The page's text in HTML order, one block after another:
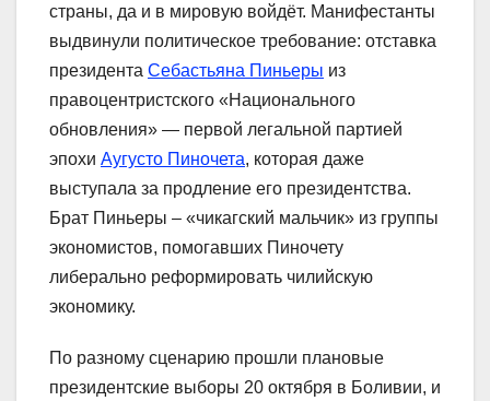
страны, да и в мировую войдёт. Манифестанты
выдвинули политическое требование: отставка
президента Себастьяна Пиньеры из
правоцентристского «Национального
обновления» ― первой легальной партией
эпохи Аугусто Пиночета, которая даже
выступала за продление его президентства.
Брат Пиньеры – «чикагский мальчик» из группы
экономистов, помогавших Пиночету
либерально реформировать чилийскую
экономику.
По разному сценарию прошли плановые
президентские выборы 20 октября в Боливии, и